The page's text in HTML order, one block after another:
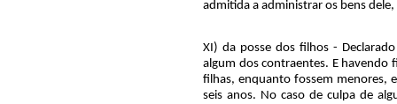
admitida a administrar os bens
XI) da posse dos filhos -
algum dos contraentes. E havendo
filhas, enquanto fossem menores,
seis anos. No caso de culpa de